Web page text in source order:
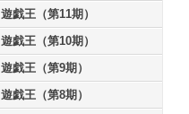
遊戯王（第11期）
遊戯王（第10期）
遊戯王（第9期）
遊戯王（第8期）